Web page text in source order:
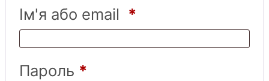
Ім'я або email *
Пароль *